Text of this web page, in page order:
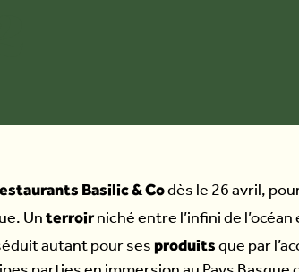
Basilic & Codès le 26 avril,
Un terroir niché entre l’infini de
autant pour ses produits que par